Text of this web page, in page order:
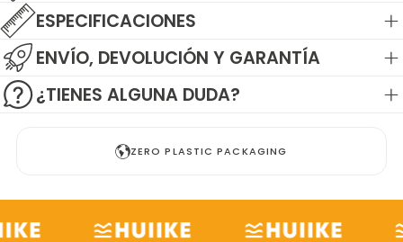
ESPECIFICACIONES
ENVÍO, DEVOLUCIÓN Y GARANTÍA
¿TIENES ALGUNA DUDA?
ZERO PLASTIC PACKAGING